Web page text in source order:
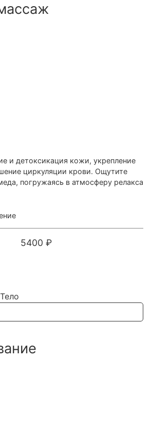
и детоксикация кожи, укрепление
циркуляции крови. Ощутите
погружаясь в атмосферу релакса
5400 ₽
Тело